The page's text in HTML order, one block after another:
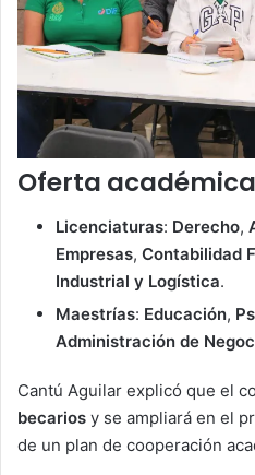
Oferta
Licenciaturas: Derecho,
Empresas, Contabilidad
Industrial y Logística.
Maestrías: Educación,
Administración de
Cantú Aguilar explicó que el
becarios y se ampliará en el
de un plan de cooperación